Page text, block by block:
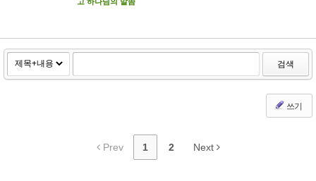
검색
쓰기
Prev 1 2 Next